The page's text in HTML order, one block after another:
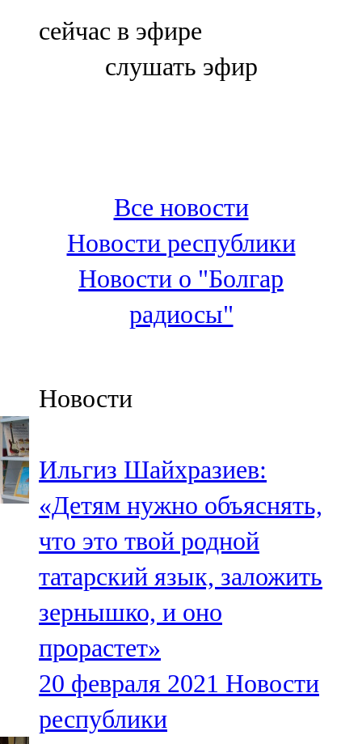
Болгар
100,3 FM
Зәй
106,6 FM
Кадыбаш
105,2 FM
91,5 FM
106,1 FM
Кама тамагы
71,51 FM
Кукмара
107,9 FM
Лениногорский
102,1 FM
Мамадыш
сейчас в эфире
слушать эфир
Все новости
Новости республики
Новости о "Болгар
радиосы"
Новости
Ильгиз Шайхразиев:
«Детям нужно объяснять,
что это твой родной
татарский язык, заложить
зернышко, и оно
прорастет»
20 февраля 2021 Новости
республики